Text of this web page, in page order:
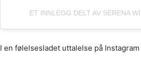
ET INNLEGG DELT AV SERENA
I en følelsesladet uttalelse på